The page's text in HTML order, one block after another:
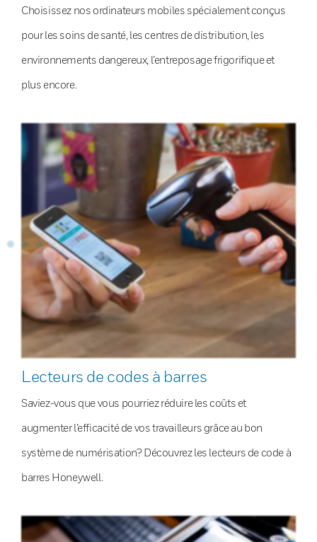
Choisissez nos ordinateurs mobiles spécialement conçus
pour les soins de santé, les centres de distribution, les
environnements dangereux, l’entreposage frigorifique et
plus encore.
Lecteurs de codes à barres
Saviez-vous que vous pourriez réduire les coûts et
augmenter l’efficacité de vos travailleurs grâce au bon
système de numérisation? Découvrez les lecteurs de code à
barres Honeywell.